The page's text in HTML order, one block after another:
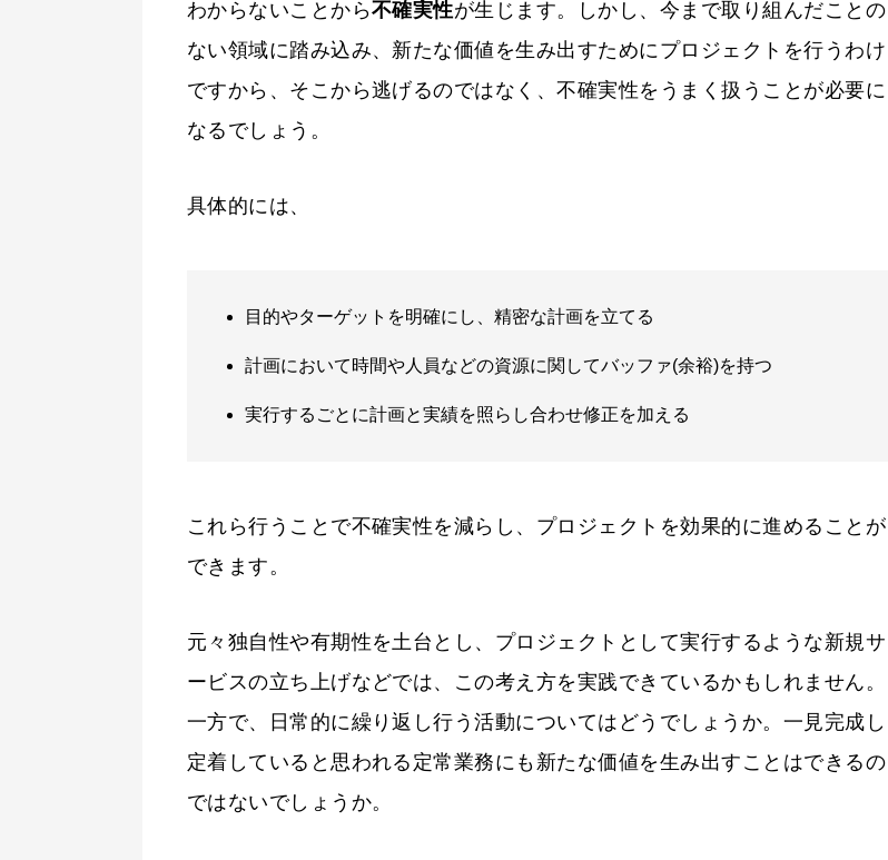
わからないことから不確実性が生じます。しかし、今まで取り組んだことの
ない領域に踏み込み、新たな価値を生み出すためにプロジェクトを行うわけ
ですから、そこから逃げるのではなく、不確実性をうまく扱うことが必要に
なるでしょう。
具体的には、
目的やターゲットを明確にし、精密な計画を立てる
計画において時間や人員などの資源に関してバッファ(余裕)を持つ
実行するごとに計画と実績を照らし合わせ修正を加える
これら行うことで不確実性を減らし、プロジェクトを効果的に進めることが
できます。
元々独自性や有期性を土台とし、プロジェクトとして実行するような新規サ
ービスの立ち上げなどでは、この考え方を実践できているかもしれません。
一方で、日常的に繰り返し行う活動についてはどうでしょうか。一見完成し
定着していると思われる定常業務にも新たな価値を生み出すことはできるの
ではないでしょうか。